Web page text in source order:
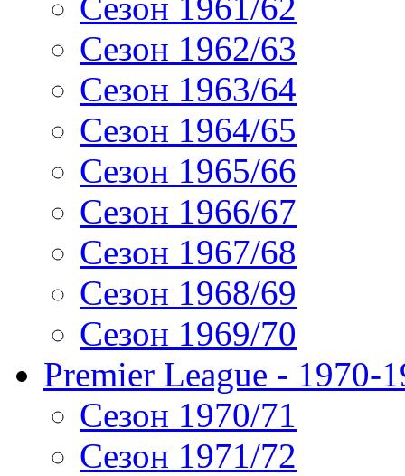
Сезон 1962/63
Сезон 1963/64
Сезон 1964/65
Сезон 1965/66
Сезон 1966/67
Сезон 1967/68
Сезон 1968/69
Сезон 1969/70
Premier League - 1970-
Сезон 1970/71
Сезон 1971/72